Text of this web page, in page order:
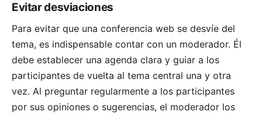
Evitar desviaciones
Para evitar que una conferencia web se desvíe del
tema, es indispensable contar con un moderador. Él
debe establecer una agenda clara y guiar a los
participantes de vuelta al tema central una y otra
vez. Al preguntar regularmente a los participantes
por sus opiniones o sugerencias, el moderador los